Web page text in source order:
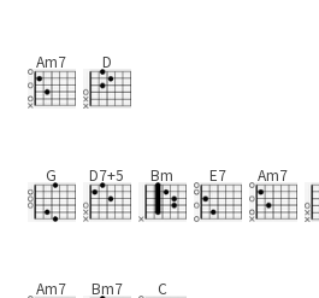
Am7 D
G D7+5 Bm E7 Am7
Am7 Bm7 C